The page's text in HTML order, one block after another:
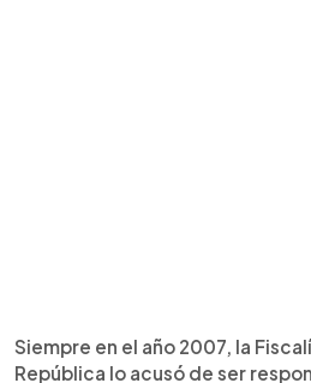
Siempre en el año 2007, la
República lo acusó de ser